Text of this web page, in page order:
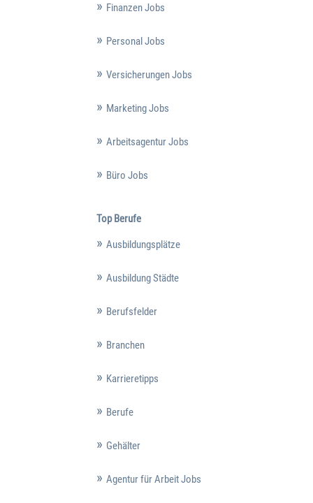
Finanzen Jobs
Personal Jobs
Versicherungen Jobs
Marketing Jobs
Arbeitsagentur Jobs
Büro Jobs
Top Berufe
Ausbildungsplätze
Ausbildung Städte
Berufsfelder
Branchen
Karrieretipps
Berufe
Gehälter
Agentur für Arbeit Jobs